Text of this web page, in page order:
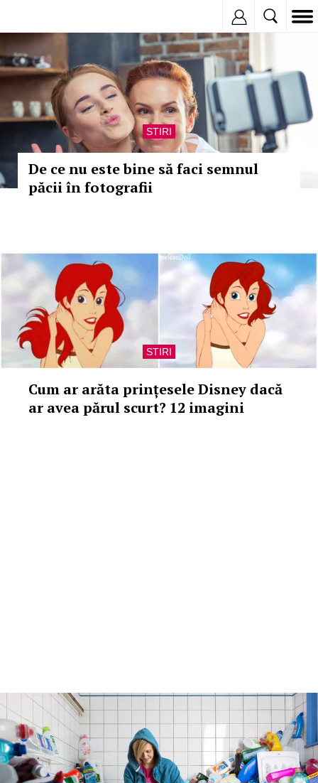
STIRI
De ce nu este bine să faci semnul
păcii în fotografii
STIRI
Cum ar arăta prințesele Disney dacă
ar avea părul scurt? 12 imagini